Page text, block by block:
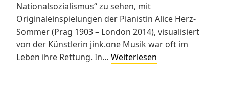
Nationalsozialismus“ zu sehen, mit
Originaleinspielungen der Pianistin Alice Herz-
Sommer (Prag 1903 – London 2014), visualisiert
von der Künstlerin jink.one Musik war oft im
Leben ihre Rettung. In… Weiterlesen